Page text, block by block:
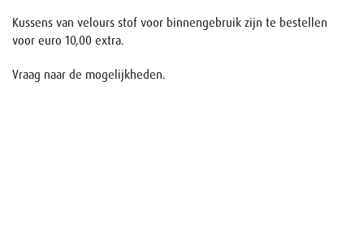
Kussens van velours stof voor binnengebruik zijn te bestellen
voor euro 10,00 extra.
Vraag naar de mogelijkheden.